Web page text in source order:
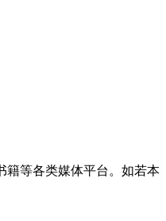
籍等各类媒体平台。如若本